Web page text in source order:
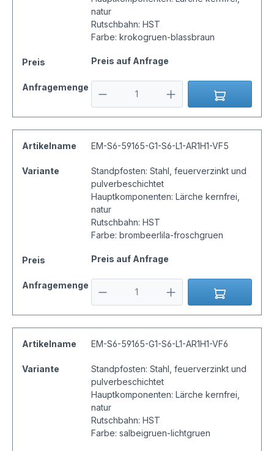
natur
Rutschbahn: HST
Farbe: krokogruen-blassbraun
Preis Preis auf Anfrage
Anfragemenge
Artikelname EM-S6-59165-G1-S6-L1-AR1H1-VF5
Variante
Standpfosten: Stahl, feuerverzinkt und
pulverbeschichtet
Hauptkomponenten: Lärche kernfrei,
natur
Rutschbahn: HST
Farbe: brombeerlila-froschgruen
Preis Preis auf Anfrage
Anfragemenge
Artikelname EM-S6-59165-G1-S6-L1-AR1H1-VF6
Variante
Standpfosten: Stahl, feuerverzinkt und
pulverbeschichtet
Hauptkomponenten: Lärche kernfrei,
natur
Rutschbahn: HST
Farbe: salbeigruen-lichtgruen